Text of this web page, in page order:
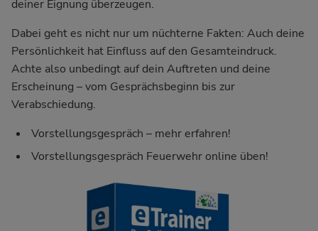
deiner Eignung überzeugen.
Dabei geht es nicht nur um nüchterne Fakten: Auch deine
Persönlichkeit hat Einfluss auf den Gesamteindruck.
Achte also unbedingt auf dein Auftreten und deine
Erscheinung – vom Gesprächsbeginn bis zur
Verabschiedung.
Vorstellungsgespräch – mehr erfahren!
Vorstellungsgespräch Feuerwehr online üben!